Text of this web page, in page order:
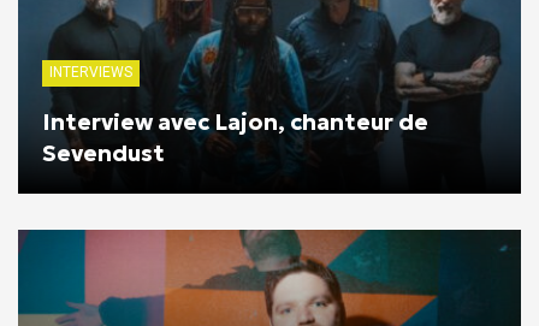
INTERVIEWS
Interview avec Lajon, chanteur de
Sevendust